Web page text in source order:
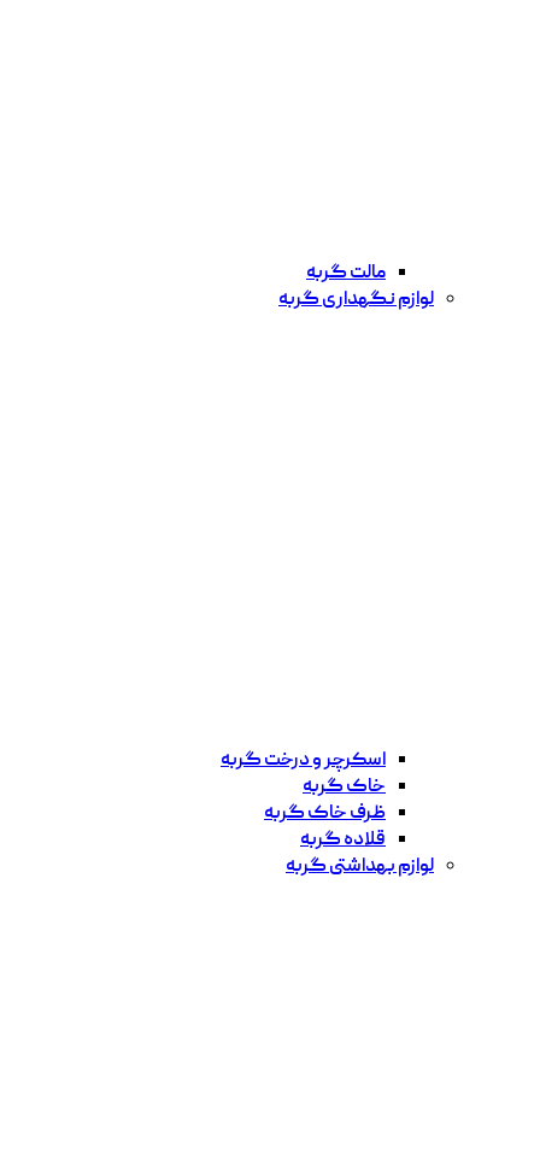
مالت گربه
لوازم نگهداری گربه
اسکرچر و درخت گربه
خاک گربه
ظرف خاک گربه
قلاده گربه
لوازم بهداشتی گربه